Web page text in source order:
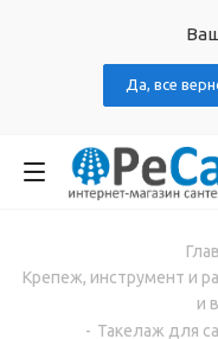
Да, все
Крепеж, инструмент и
и
- Такелаж для